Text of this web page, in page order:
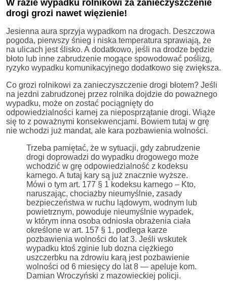
W razie wypadku rolnikowi za zanieczyszczenie
drogi grozi nawet więzienie!
Jesienna aura sprzyja wypadkom na drogach. Deszczowa
pogoda, pierwszy śnieg i niska temperatura sprawiają, że
na ulicach jest ślisko. A dodatkowo, jeśli na drodze będzie
błoto lub inne zabrudzenie mogące spowodować poślizg,
ryzyko wypadku komunikacyjnego dodatkowo się zwiększa.
Co grozi rolnikowi za zanieczyszczenie drogi błotem? Jeśli
na jezdni zabrudzonej przez rolnika dojdzie do poważnego
wypadku, może on zostać pociągnięty do
odpowiedzialności karnej za nieposprzątanie drogi. Wiąże
się to z poważnymi konsekwencjami. Bowiem tutaj w grę
nie wchodzi już mandat, ale kara pozbawienia wolności.
Trzeba pamiętać, że w sytuacji, gdy zabrudzenie
drogi doprowadzi do wypadku drogowego może
wchodzić w grę odpowiedzialność z kodeksu
karnego. A tutaj kary są już znacznie wyższe.
Mówi o tym art. 177 § 1 kodeksu karnego – Kto,
naruszając, chociażby nieumyślnie, zasady
bezpieczeństwa w ruchu lądowym, wodnym lub
powietrznym, powoduje nieumyślnie wypadek,
w którym inna osoba odniosła obrażenia ciała
określone w art. 157 § 1, podlega karze
pozbawienia wolności do lat 3. Jeśli wskutek
wypadku ktoś zginie lub dozna ciężkiego
uszczerbku na zdrowiu karą jest pozbawienie
wolności od 6 miesięcy do lat 8 — apeluje kom.
Damian Wroczyński z mazowieckiej policji.